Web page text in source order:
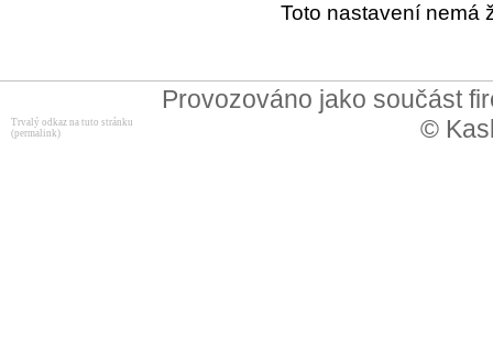
Toto nastavení nemá
Provozováno jako součást
©
Trvalý odkaz na tuto stránku
(permalink)